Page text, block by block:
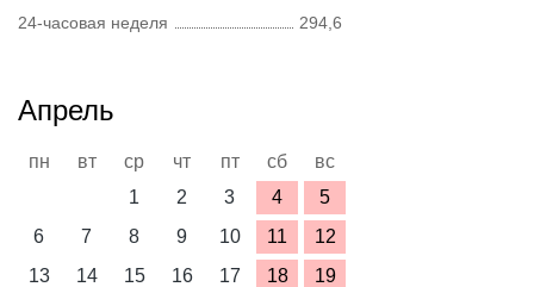
24-часовая неделя
294,6
Апрель
пн вт ср чт пт сб
вс
1
2 3 4
5
6
7 8 9 10 11
12
13
14 15 16 17 18
19